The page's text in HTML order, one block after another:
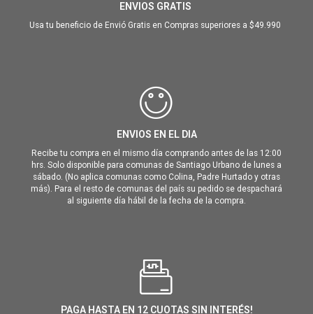
ENVIOS GRATIS
Usa tu beneficio de Envió Gratis en Compras superiores a $49.990
ENVIOS EN EL DIA
Recibe tu compra en el mismo día comprando antes de las 12:00
hrs. Solo disponible para comunas de Santiago Urbano de lunes a
sábado. (No aplica comunas como Colina, Padre Hurtado y otras
más). Para el resto de comunas del país su pedido se despachará
al siguiente día hábil de la fecha de la compra.
PAGA HASTA EN 12 CUOTAS SIN INTERÉS!